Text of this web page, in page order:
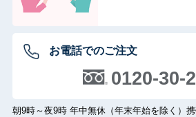
お電話でのご注文
0120-30-
朝9時～夜9時 年中無休（年末年始を除く）